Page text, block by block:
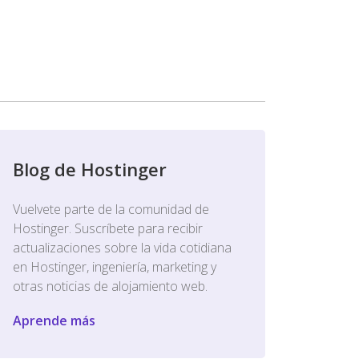
Blog de Hostinger
Vuelvete parte de la comunidad de
Hostinger. Suscríbete para recibir
actualizaciones sobre la vida cotidiana
en Hostinger, ingeniería, marketing y
otras noticias de alojamiento web.
Aprende más